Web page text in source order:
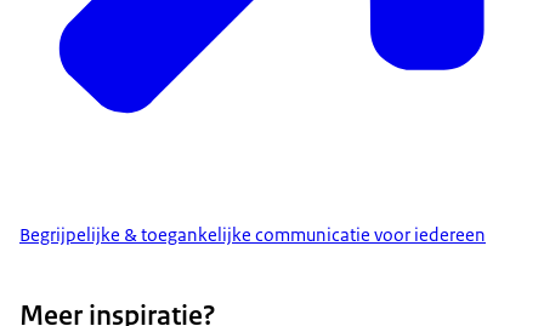
Begrijpelijke & toegankelijke communicatie voor iedereen
Meer inspiratie?